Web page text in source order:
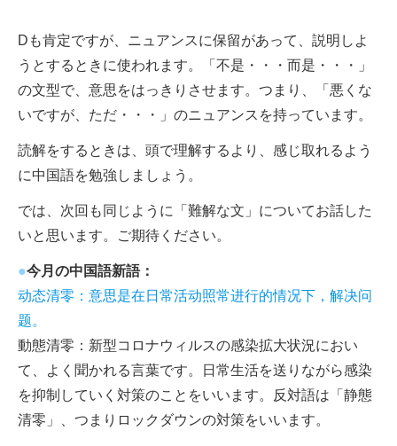
Dも肯定ですが、ニュアンスに保留があって、説明しよ
うとするときに使われます。「不是・・・而是・・・」
の文型で、意思をはっきりさせます。つまり、「悪くな
いですが、ただ・・・」のニュアンスを持っています。
読解をするときは、頭で理解するより、感じ取れるよう
に中国語を勉強しましょう。
では、次回も同じように「難解な文」についてお話した
いと思います。ご期待ください。
●今月の中国語新語：
动态清零：意思是在日常活动照常进行的情况下，解决问
题。
動態清零：新型コロナウィルスの感染拡大状況におい
て、よく聞かれる言葉です。日常生活を送りながら感染
を抑制していく対策のことをいいます。反対語は「静態
清零」、つまりロックダウンの対策をいいます。